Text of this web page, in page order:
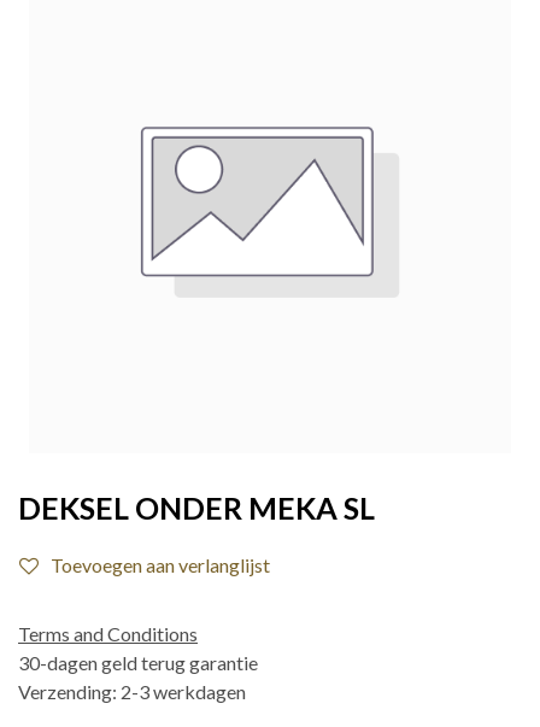
DEKSEL ONDER MEKA SL
Toevoegen aan verlanglijst
Terms and Conditions
30-dagen geld terug garantie
Verzending: 2-3 werkdagen